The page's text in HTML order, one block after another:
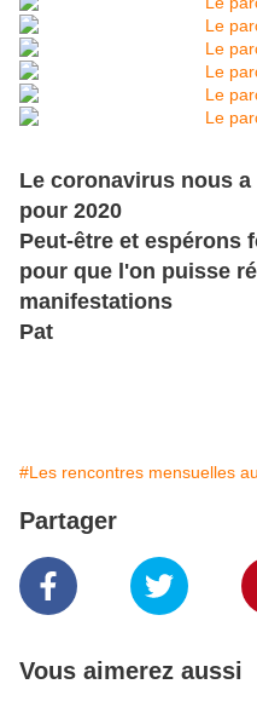
Le coronavirus nous
pour 2020
Peut-être et espérons
pour que l'on puisse
manifestations
Pat
#Les rencontres mensuelles
Partager
Vous aimerez aussi